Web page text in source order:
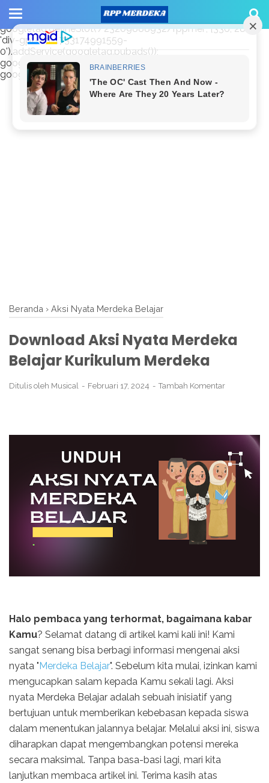
window.googletag = window.googletag || {cmd: []};
googletag.cmd.push(function() {
googletag.defineSlot('/23209888932/rppmer', [336, 280],
'div-gpt-ad-1733174991559-
0').addService(googletag.pubads());
googletag.pubads().enableSingleRequest();
googletag.enableServices(); });
Beranda › Aksi Nyata Merdeka Belajar
Download Aksi Nyata Merdeka
Belajar Kurikulum Merdeka
Ditulis oleh Musical Februari 17, 2024 Tambah Komentar
Halo pembaca yang terhormat, bagaimana kabar
Kamu? Selamat datang di artikel kami kali ini! Kami
sangat senang bisa berbagi informasi mengenai aksi
nyata "Merdeka Belajar". Sebelum kita mulai, izinkan kami
mengucapkan salam kepada Kamu sekali lagi. Aksi
nyata Merdeka Belajar adalah sebuah inisiatif yang
bertujuan untuk memberikan kebebasan kepada siswa
dalam menentukan jalannya belajar. Melalui aksi ini, siswa
diharapkan dapat mengembangkan potensi mereka
secara maksimal. Tanpa basa-basi lagi, mari kita
lanjutkan membaca artikel ini. Terima kasih atas